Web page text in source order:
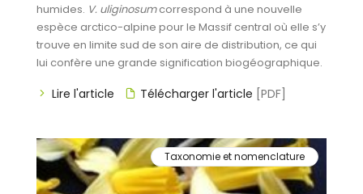
humides. V. uliginosumcorrespond à une nouvelle
espèce arctico-alpine pour le Massif central où elle s’y
trouve en limite sud de son aire de distribution, ce qui
lui confère une grande signification biogéographique.
Lire l'article Télécharger l'article [PDF]
Taxonomie et nomenclature